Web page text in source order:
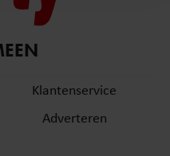
Ook delen we
onze site met onze
en analyse. Deze
of die ze hebben
als u onze website blijft
Klantenservice
Adverteren